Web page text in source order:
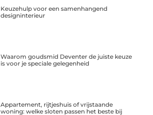
Keuzehulp voor een samenhangend
designinterieur
Waarom goudsmid Deventer de juiste keuze
is voor je speciale gelegenheid
Appartement, rijtjeshuis of vrijstaande
woning: welke sloten passen het beste bij